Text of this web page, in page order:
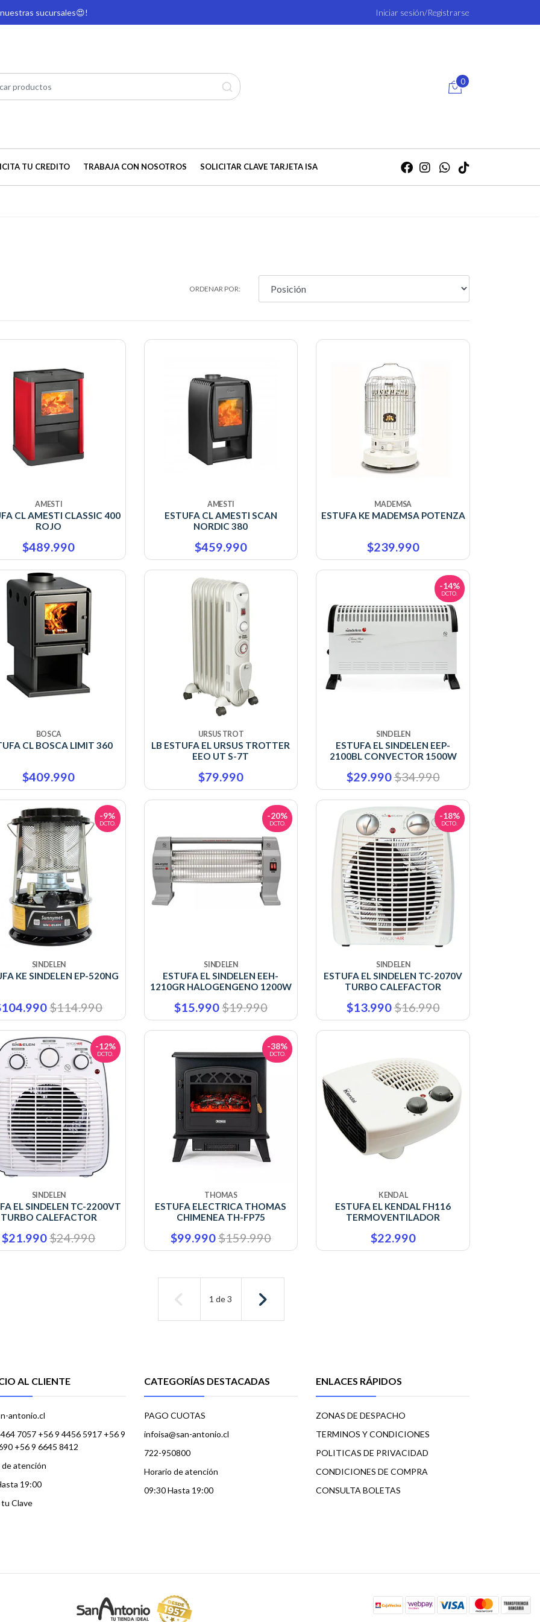
sucursales😍! Iniciar sesión/Registrarse
0
TU CREDITO TRABAJA CON NOSOTROS SOLICITAR CLAVE TARJETA ISA
ORDENAR POR:
AMESTI
CL AMESTI CLASSIC 400
ROJO
$489.990
AMESTI
ESTUFA CL AMESTI SCAN
NORDIC 380
$459.990
MADEMSA
ESTUFA KE MADEMSA POTENZA
$239.990
BOSCA
CL BOSCA LIMIT 360
$409.990
URSUS TROT
LB ESTUFA EL URSUS TROTTER
EEO UT S-7T
$79.990
-14%
DCTO.
SINDELEN
ESTUFA EL SINDELEN EEP-
2100BL CONVECTOR 1500W
$29.990$34.990
-9%
DCTO.
SINDELEN
KE SINDELEN EP-520NG
$114.990
-20%
DCTO.
SINDELEN
ESTUFA EL SINDELEN EEH-
1210GR HALOGENGENO 1200W
$15.990$19.990
-18%
DCTO.
SINDELEN
ESTUFA EL SINDELEN TC-2070V
TURBO CALEFACTOR
$13.990$16.990
-12%
DCTO.
SINDELEN
EL SINDELEN TC-2200VT
TURBO CALEFACTOR
$21.990$24.990
-38%
DCTO.
THOMAS
ESTUFA ELECTRICA THOMAS
CHIMENEA TH-FP75
$99.990$159.990
KENDAL
ESTUFA EL KENDAL FH116
TERMOVENTILADOR
$22.990
1 de3
AL CLIENTE
antonio.cl
7057 +56 9 4456 5917 +56 9
+56 9 6645 8412
de atención
19:00
Clave
CATEGORÍAS DESTACADAS
PAGO CUOTAS
infoisa@san-antonio.cl
722-950800
Horario de atención
09:30 Hasta 19:00
ENLACES RÁPIDOS
ZONAS DE DESPACHO
TERMINOS Y CONDICIONES
POLITICAS DE PRIVACIDAD
CONDICIONES DE COMPRA
CONSULTA BOLETAS